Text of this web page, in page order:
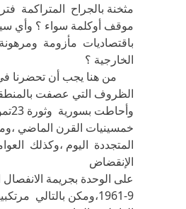
مثخنة بالجراح المتراكمة
موقف أوكلمة سواء ؟ وأي
باقتصاديات مأزومة
الخارجية ؟
من هنا يجب أن تحضرنا
الظروف التي عصفت
خمسينيات القرن الماضي
المتجددة اليوم ،وكذلك
الإنقضاض
9-1961،ومكن بالتالي